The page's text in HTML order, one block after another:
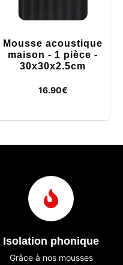
Mousse acoustique
maison - 1 pièce -
30x30x2.5cm
16.90€
Isolation phonique
Grâce à nos mousses